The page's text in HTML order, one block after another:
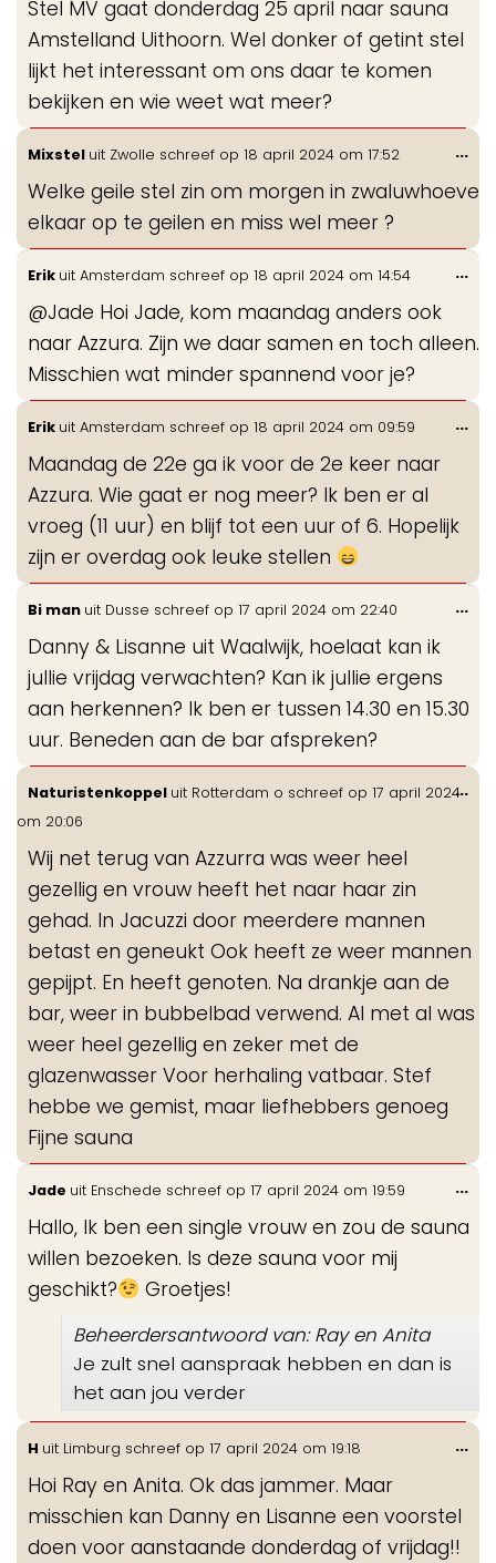
lijst
Stel MV gaat donderdag 25 april naar sauna
Amstelland Uithoorn. Wel donker of getint stel
lijkt het interessant om ons daar te komen
bekijken en wie weet wat meer?
Mixstel uit Zwolle schreef op 18 april 2024 om 17:52
Welke geile stel zin om morgen in zwaluwhoeve
elkaar op te geilen en miss wel meer ?
...
Erik uit Amsterdam schreef op 18 april 2024 om 14:54
@Jade Hoi Jade, kom maandag anders ook
naar Azzura. Zijn we daar samen en toch alleen.
Misschien wat minder spannend voor je?
...
Erik uit Amsterdam schreef op 18 april 2024 om 09:59
Maandag de 22e ga ik voor de 2e keer naar
Azzura. Wie gaat er nog meer? Ik ben er al
vroeg (11 uur) en blijf tot een uur of 6. Hopelijk
zijn er overdag ook leuke stellen
...
Bi man uit Dusse schreef op 17 april 2024 om 22:40
Danny & Lisanne uit Waalwijk, hoelaat kan ik
jullie vrijdag verwachten? Kan ik jullie ergens
aan herkennen? Ik ben er tussen 14.30 en 15.30
uur. Beneden aan de bar afspreken?
...
Naturistenkoppel uit Rotterdam o schreef op 17 april 2024
om 20:06
Wij net terug van Azzurra was weer heel
gezellig en vrouw heeft het naar haar zin
gehad. In Jacuzzi door meerdere mannen
betast en geneukt Ook heeft ze weer mannen
gepijpt. En heeft genoten. Na drankje aan de
bar, weer in bubbelbad verwend. Al met al was
weer heel gezellig en zeker met de
glazenwasser Voor herhaling vatbaar. Stef
hebbe we gemist, maar liefhebbers genoeg
Fijne sauna
...
Jade uit Enschede schreef op 17 april 2024 om 19:59
Hallo, Ik ben een single vrouw en zou de sauna
willen bezoeken. Is deze sauna voor mij
geschikt?
Groetjes!
Beheerdersantwoord van: Ray en Anita
Je zult snel aanspraak hebben en dan is
het aan jou verder
...
H uit Limburg schreef op 17 april 2024 om 19:18
Hoi Ray en Anita. Ok das jammer. Maar
misschien kan Danny en Lisanne een voorstel
doen voor aanstaande donderdag of vrijdag!!
...